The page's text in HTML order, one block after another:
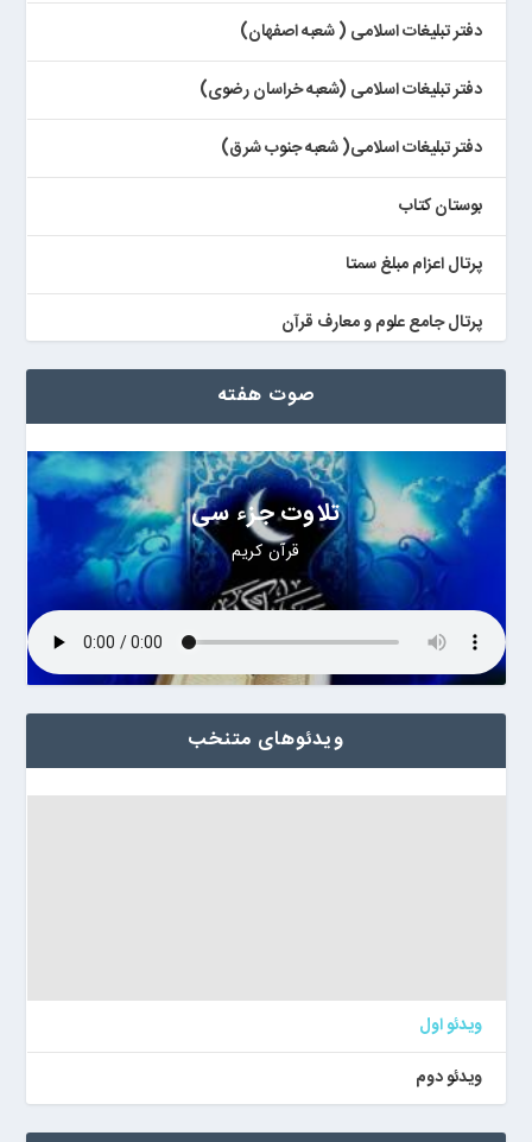
دفتر تبلیغات اسلامی ( شعبه اصفهان)
دفتر تبلیغات اسلامی (شعبه خراسان رضوی)
دفتر تبلیغات اسلامی( شعبه جنوب شرق)
بوستان کتاب
پرتال اعزام مبلغ سمتا
پرتال جامع علوم و معارف قرآن
صوت هفته
تلاوت جزء سی
قرآن کریم
ویدئوهای متنخب
ویدئو اول
ویدئو دوم